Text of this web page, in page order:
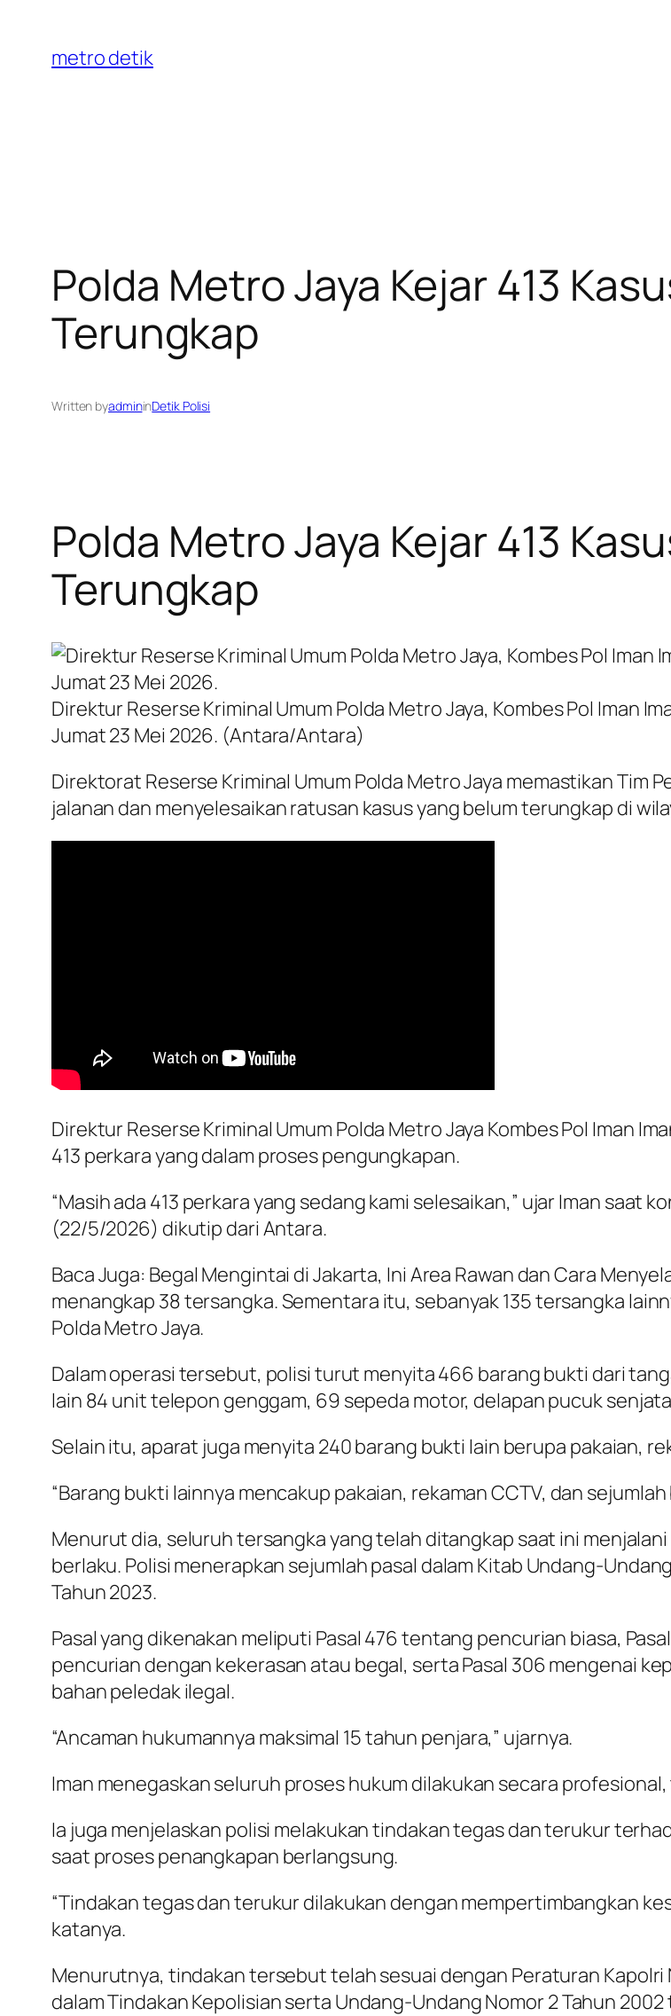
content
metro detik
Polda Metro Jaya Kejar 413
Terungkap
Written byadmininDetik Polisi
Polda Metro Jaya Kejar 413
Terungkap
Direktur Reserse Kriminal Umum Polda Metro Jaya, Kombes Pol Iman
Jumat 23 Mei 2026. (Antara/Antara)
Direktorat Reserse Kriminal Umum Polda Metro Jaya memastikan Tim
jalanan dan menyelesaikan ratusan kasus yang belum terungkap di
Direktur Reserse Kriminal Umum Polda Metro Jaya Kombes Pol Iman
413 perkara yang dalam proses pengungkapan.
“Masih ada 413 perkara yang sedang kami selesaikan,” ujar Iman saat
(22/5/2026) dikutip dari Antara.
Baca Juga: Begal Mengintai di Jakarta, Ini Area Rawan dan Cara
menangkap 38 tersangka. Sementara itu, sebanyak 135 tersangka
Polda Metro Jaya.
Dalam operasi tersebut, polisi turut menyita 466 barang bukti dari
lain 84 unit telepon genggam, 69 sepeda motor, delapan pucuk
Selain itu, aparat juga menyita 240 barang bukti lain berupa pakaian,
“Barang bukti lainnya mencakup pakaian, rekaman CCTV, dan
Menurut dia, seluruh tersangka yang telah ditangkap saat ini
berlaku. Polisi menerapkan sejumlah pasal dalam Kitab Undang-
Tahun 2023.
Pasal yang dikenakan meliputi Pasal 476 tentang pencurian biasa,
pencurian dengan kekerasan atau begal, serta Pasal 306 mengenai
bahan peledak ilegal.
“Ancaman hukumannya maksimal 15 tahun penjara,” ujarnya.
Iman menegaskan seluruh proses hukum dilakukan secara
Ia juga menjelaskan polisi melakukan tindakan tegas dan terukur
saat proses penangkapan berlangsung.
“Tindakan tegas dan terukur dilakukan dengan mempertimbangkan
katanya.
Menurutnya, tindakan tersebut telah sesuai dengan Peraturan
dalam Tindakan Kepolisian serta Undang-Undang Nomor 2 Tahun